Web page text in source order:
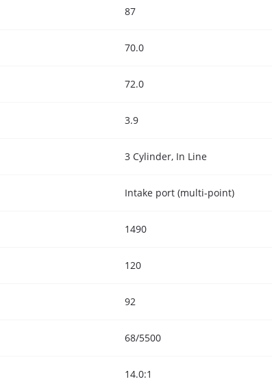
87
70.0
72.0
3.9
3 Cylinder, In Line
Intake port (multi-point)
1490
120
92
68/5500
14.0:1